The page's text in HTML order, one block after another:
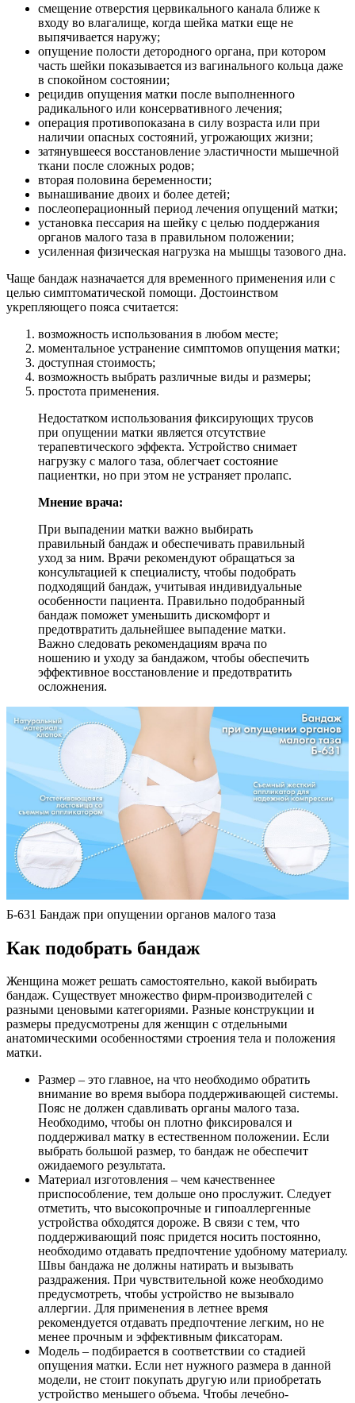
смещение отверстия цервикального канала ближе к
входу во влагалище, когда шейка матки еще не
выпячивается наружу;
опущение полости детородного органа, при котором
часть шейки показывается из вагинального кольца даже
в спокойном состоянии;
рецидив опущения матки после выполненного
радикального или консервативного лечения;
операция противопоказана в силу возраста или при
наличии опасных состояний, угрожающих жизни;
затянувшееся восстановление эластичности мышечной
ткани после сложных родов;
вторая половина беременности;
вынашивание двоих и более детей;
послеоперационный период лечения опущений матки;
установка пессария на шейку с целью поддержания
органов малого таза в правильном положении;
усиленная физическая нагрузка на мышцы тазового дна.
Чаще бандаж назначается для временного применения или с
целью симптоматической помощи. Достоинством
укрепляющего пояса считается:
возможность использования в любом месте;
моментальное устранение симптомов опущения матки;
доступная стоимость;
возможность выбрать различные виды и размеры;
простота применения.
Недостатком использования фиксирующих трусов
при опущении матки является отсутствие
терапевтического эффекта. Устройство снимает
нагрузку с малого таза, облегчает состояние
пациентки, но при этом не устраняет пролапс.
Мнение врача:
При выпадении матки важно выбирать
правильный бандаж и обеспечивать правильный
уход за ним. Врачи рекомендуют обращаться за
консультацией к специалисту, чтобы подобрать
подходящий бандаж, учитывая индивидуальные
особенности пациента. Правильно подобранный
бандаж поможет уменьшить дискомфорт и
предотвратить дальнейшее выпадение матки.
Важно следовать рекомендациям врача по
ношению и уходу за бандажом, чтобы обеспечить
эффективное восстановление и предотвратить
осложнения.
Б-631 Бандаж при опущении органов малого таза
Как подобрать бандаж
Женщина может решать самостоятельно, какой выбирать
бандаж. Существует множество фирм-производителей с
разными ценовыми категориями. Разные конструкции и
размеры предусмотрены для женщин с отдельными
анатомическими особенностями строения тела и положения
матки.
Размер – это главное, на что необходимо обратить
внимание во время выбора поддерживающей системы.
Пояс не должен сдавливать органы малого таза.
Необходимо, чтобы он плотно фиксировался и
поддерживал матку в естественном положении. Если
выбрать большой размер, то бандаж не обеспечит
ожидаемого результата.
Материал изготовления – чем качественнее
приспособление, тем дольше оно прослужит. Следует
отметить, что высокопрочные и гипоаллергенные
устройства обходятся дороже. В связи с тем, что
поддерживающий пояс придется носить постоянно,
необходимо отдавать предпочтение удобному материалу.
Швы бандажа не должны натирать и вызывать
раздражения. При чувствительной коже необходимо
предусмотреть, чтобы устройство не вызывало
аллергии. Для применения в летнее время
рекомендуется отдавать предпочтение легким, но не
менее прочным и эффективным фиксаторам.
Модель – подбирается в соответствии со стадией
опущения матки. Если нет нужного размера в данной
модели, не стоит покупать другую или приобретать
устройство меньшего объема. Чтобы лечебно-